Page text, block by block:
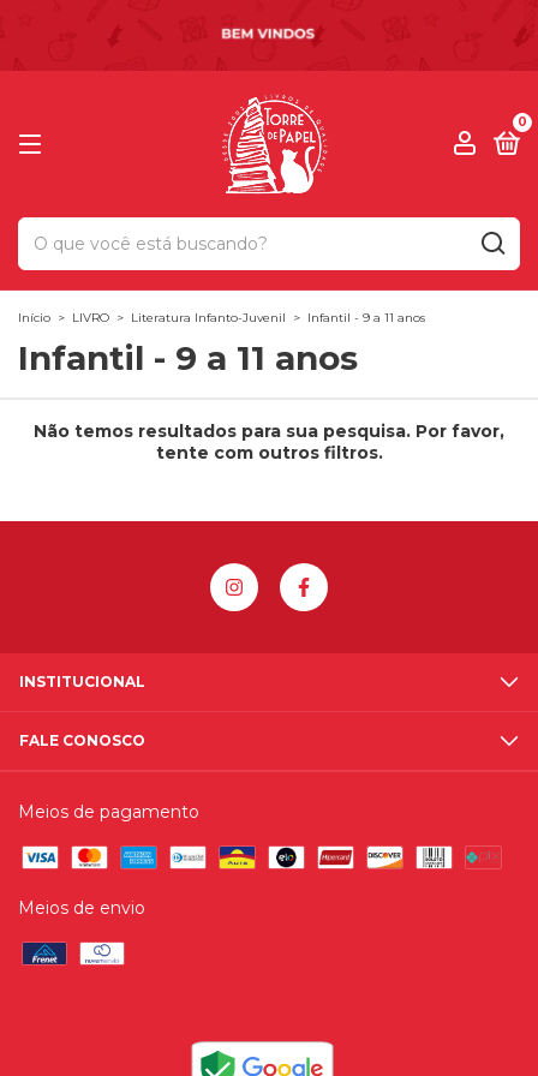
0
Início > LIVRO > Literatura Infanto-Juvenil > Infantil - 9 a 11 anos
Infantil - 9 a 11 anos
Não temos resultados para sua pesquisa. Por favor,
tente com outros filtros.
INSTITUCIONAL
FALE CONOSCO
Meios de pagamento
Meios de envio